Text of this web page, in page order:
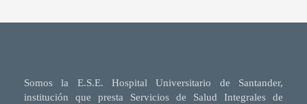
Somos la E.S.E. Hospital Universitario de Santander,
institución que presta Servicios de Salud Integrales de